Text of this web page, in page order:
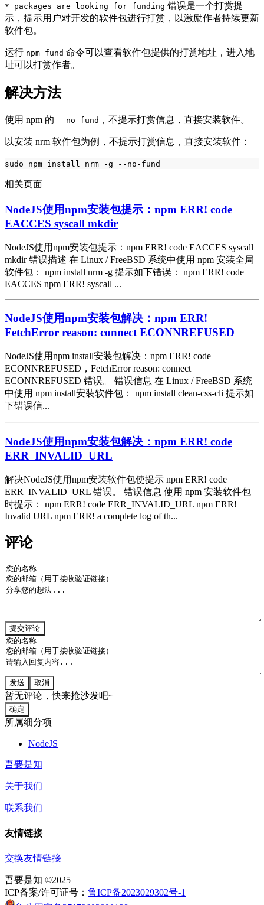
* packages are looking for funding 错误是一个打赏提
示，提示用户对开发的软件包进行打赏，以激励作者持续更新
软件包。
运行 npm fund 命令可以查看软件包提供的打赏地址，进入地
址可以打赏作者。
解决方法
使用 npm 的 --no-fund ，不提示打赏信息，直接安装软件。
以安装 nrm 软件包为例，不提示打赏信息，直接安装软件：
相关页面
NodeJS使用npm安装包提示：npm ERR! code
EACCES syscall mkdir
NodeJS使用npm安装包提示：npm ERR! code EACCES syscall
mkdir 错误描述 在 Linux / FreeBSD 系统中使用 npm 安装全局
软件包： npm install nrm -g 提示如下错误： npm ERR! code
EACCES npm ERR! syscall ...
NodeJS使用npm安装包解决：npm ERR!
FetchError reason: connect ECONNREFUSED
NodeJS使用npm install安装包解决：npm ERR! code
ECONNREFUSED，FetchError reason: connect
ECONNREFUSED 错误。 错误信息 在 Linux / FreeBSD 系统
中使用 npm install安装软件包： npm install clean-css-cli 提示如
下错误信...
NodeJS使用npm安装包解决：npm ERR! code
ERR_INVALID_URL
解决NodeJS使用npm安装软件包使提示 npm ERR! code
ERR_INVALID_URL 错误。 错误信息 使用 npm 安装软件包
时提示： npm ERR! code ERR_INVALID_URL npm ERR!
Invalid URL npm ERR! a complete log of th...
评论
提交评论
发送 取消
暂无评论，快来抢沙发吧~
确定
所属细分项
NodeJS
吾要是知
关于我们
联系我们
友情链接
交换友情链接
吾要是知 ©2025
ICP备案/许可证号： 鲁ICP备2023029302号-1